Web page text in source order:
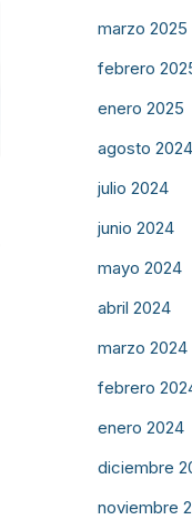
marzo 2025
febrero
enero 2025
agosto 2024
julio 2024
junio 2024
mayo 2024
abril 2024
marzo 2024
febrero
enero 2024
diciembre
noviembre